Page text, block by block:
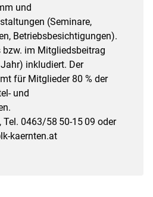
und
(Seminare,
Betriebsbesichtigungen).
bzw. im Mitgliedsbeitrag
inkludiert. Der
für Mitglieder 80 % der
und
0463/​58 50-15 09 oder
kaernten.at